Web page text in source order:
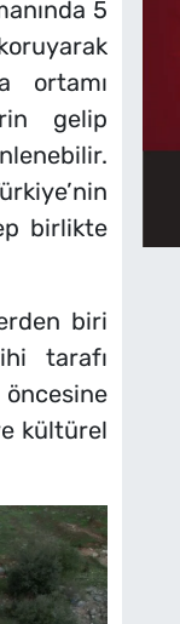
5
ortamı
gelip
birlikte
biri
tarafı
kültürel